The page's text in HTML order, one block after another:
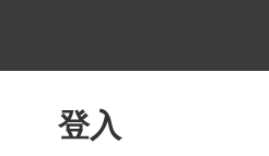
登入